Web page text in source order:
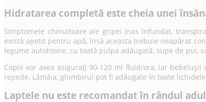
Hidratarea completă este cheia unei
Simptomele chinuitoare ale gripei (nas înfundat,
există apetit pentru apă, însă aceasta trebuie neapărat
legume autohtone, cu toată pulpa adăugată, supe de pui,
Copiii vor avea asigurați 90-120 ml fluid/ora, iar
repede. Lămâia, ghimbirul pot fi adăugate în toate
Laptele nu este recomandat în rândul